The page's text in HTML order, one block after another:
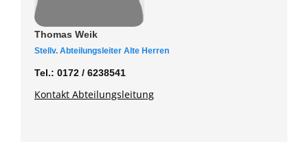
Thomas Weik
Stellv. Abteilungsleiter Alte Herren
Tel.: 0172 / 6238541
Kontakt Abteilungsleitung